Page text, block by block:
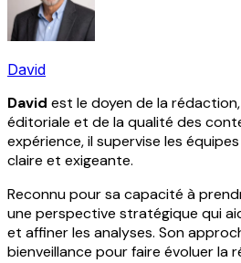
David
David est le doyen de la
éditoriale et de la qualité des
expérience, il supervise les
claire et exigeante.
Reconnu pour sa capacité à
une perspective stratégique qui
et affiner les analyses. Son
bienveillance pour faire évoluer la